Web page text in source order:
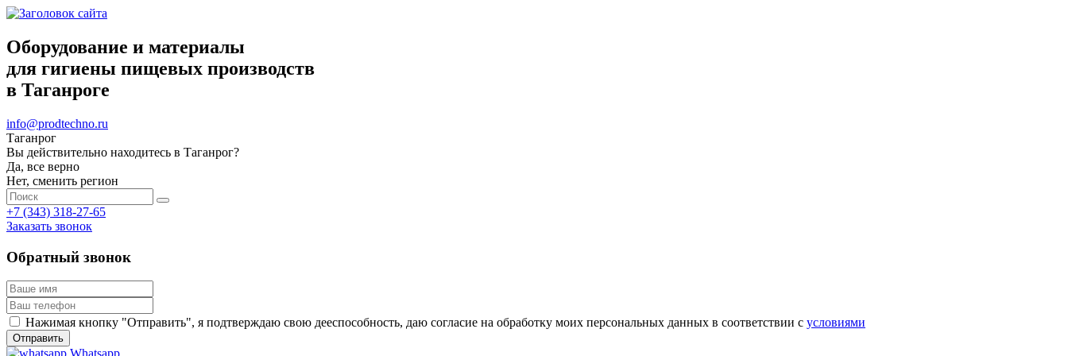
Оборудование и материалы
для гигиены пищевых производств
в Таганроге
info@prodtechno.ru
Таганрог
Вы действительно находитесь в Таганрог?
Да, все верно
Нет, сменить регион
+7 (343) 318-27-65
Заказать звонок
Обратный звонок
Нажимая кнопку "Отправить", я подтверждаю свою дееспособность, даю согласие на обработку моих персональных данных в соответствии с условиями